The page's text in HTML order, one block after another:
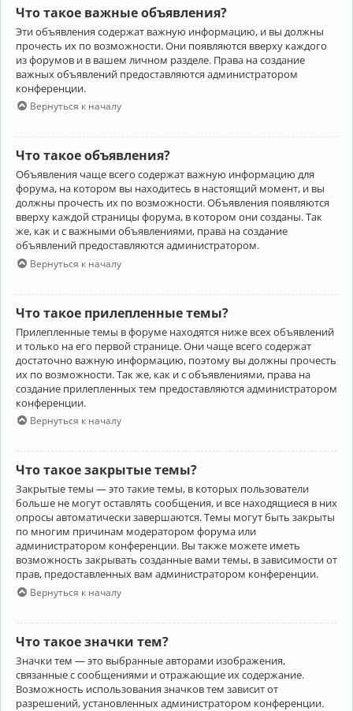
Что такое важные объявления?
Эти объявления содержат важную информацию, и вы должны
прочесть их по возможности. Они появляются вверху каждого
из форумов и в вашем личном разделе. Права на создание
важных объявлений предоставляются администратором
конференции.
Вернуться к началу
Что такое объявления?
Объявления чаще всего содержат важную информацию для
форума, на котором вы находитесь в настоящий момент, и вы
должны прочесть их по возможности. Объявления появляются
вверху каждой страницы форума, в котором они созданы. Так
же, как и с важными объявлениями, права на создание
объявлений предоставляются администратором.
Вернуться к началу
Что такое прилепленные темы?
Прилепленные темы в форуме находятся ниже всех объявлений
и только на его первой странице. Они чаще всего содержат
достаточно важную информацию, поэтому вы должны прочесть
их по возможности. Так же, как и с объявлениями, права на
создание прилепленных тем предоставляются администратором
конференции.
Вернуться к началу
Что такое закрытые темы?
Закрытые темы — это такие темы, в которых пользователи
больше не могут оставлять сообщения, и все находящиеся в них
опросы автоматически завершаются. Темы могут быть закрыты
по многим причинам модератором форума или
администратором конференции. Вы также можете иметь
возможность закрывать созданные вами темы, в зависимости от
прав, предоставленных вам администратором конференции.
Вернуться к началу
Что такое значки тем?
Значки тем — это выбранные авторами изображения,
связанные с сообщениями и отражающие их содержание.
Возможность использования значков тем зависит от
разрешений, установленных администратором конференции.